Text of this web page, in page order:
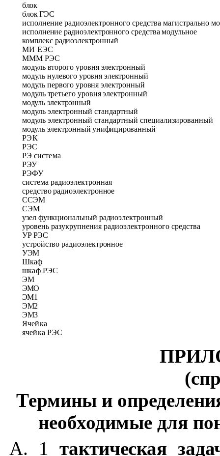
блок
блок ГЭС
исполнение радиоэлектронного средства магистрально
исполнение радиоэлектронного средства модульное
комплекс радиоэлектронный
МИ ЕЭС
МММ РЭС
модуль второго уровня электронный
модуль нулевого уровня электронный
модуль первого уровня электронный
модуль третьего уровня электронный
модуль электронный
модуль электронный стандартный
модуль электронный стандартный специализированный
модуль электронный унифицированный
РЭК
РЭС
РЭ система
РЭУ
РЭФУ
система радиоэлектронная
средство радиоэлектронное
ССЭМ
СЭМ
узел функциональный радиоэлектронный
уровень разукрупнения радиоэлектронного средства
УР РЭС
устройство радиоэлектронное
УЭМ
Шкаф
шкаф РЭС
ЭМ
ЭМО
ЭМ1
ЭМ2
ЭМ3
Ячейка
ячейка РЭС
Термины и
необходимые для
А. 1тактическая